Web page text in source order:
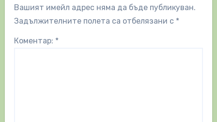
Вашият имейл адрес няма да бъде публикуван.
Задължителните полета са отбелязани с *
Коментар: *